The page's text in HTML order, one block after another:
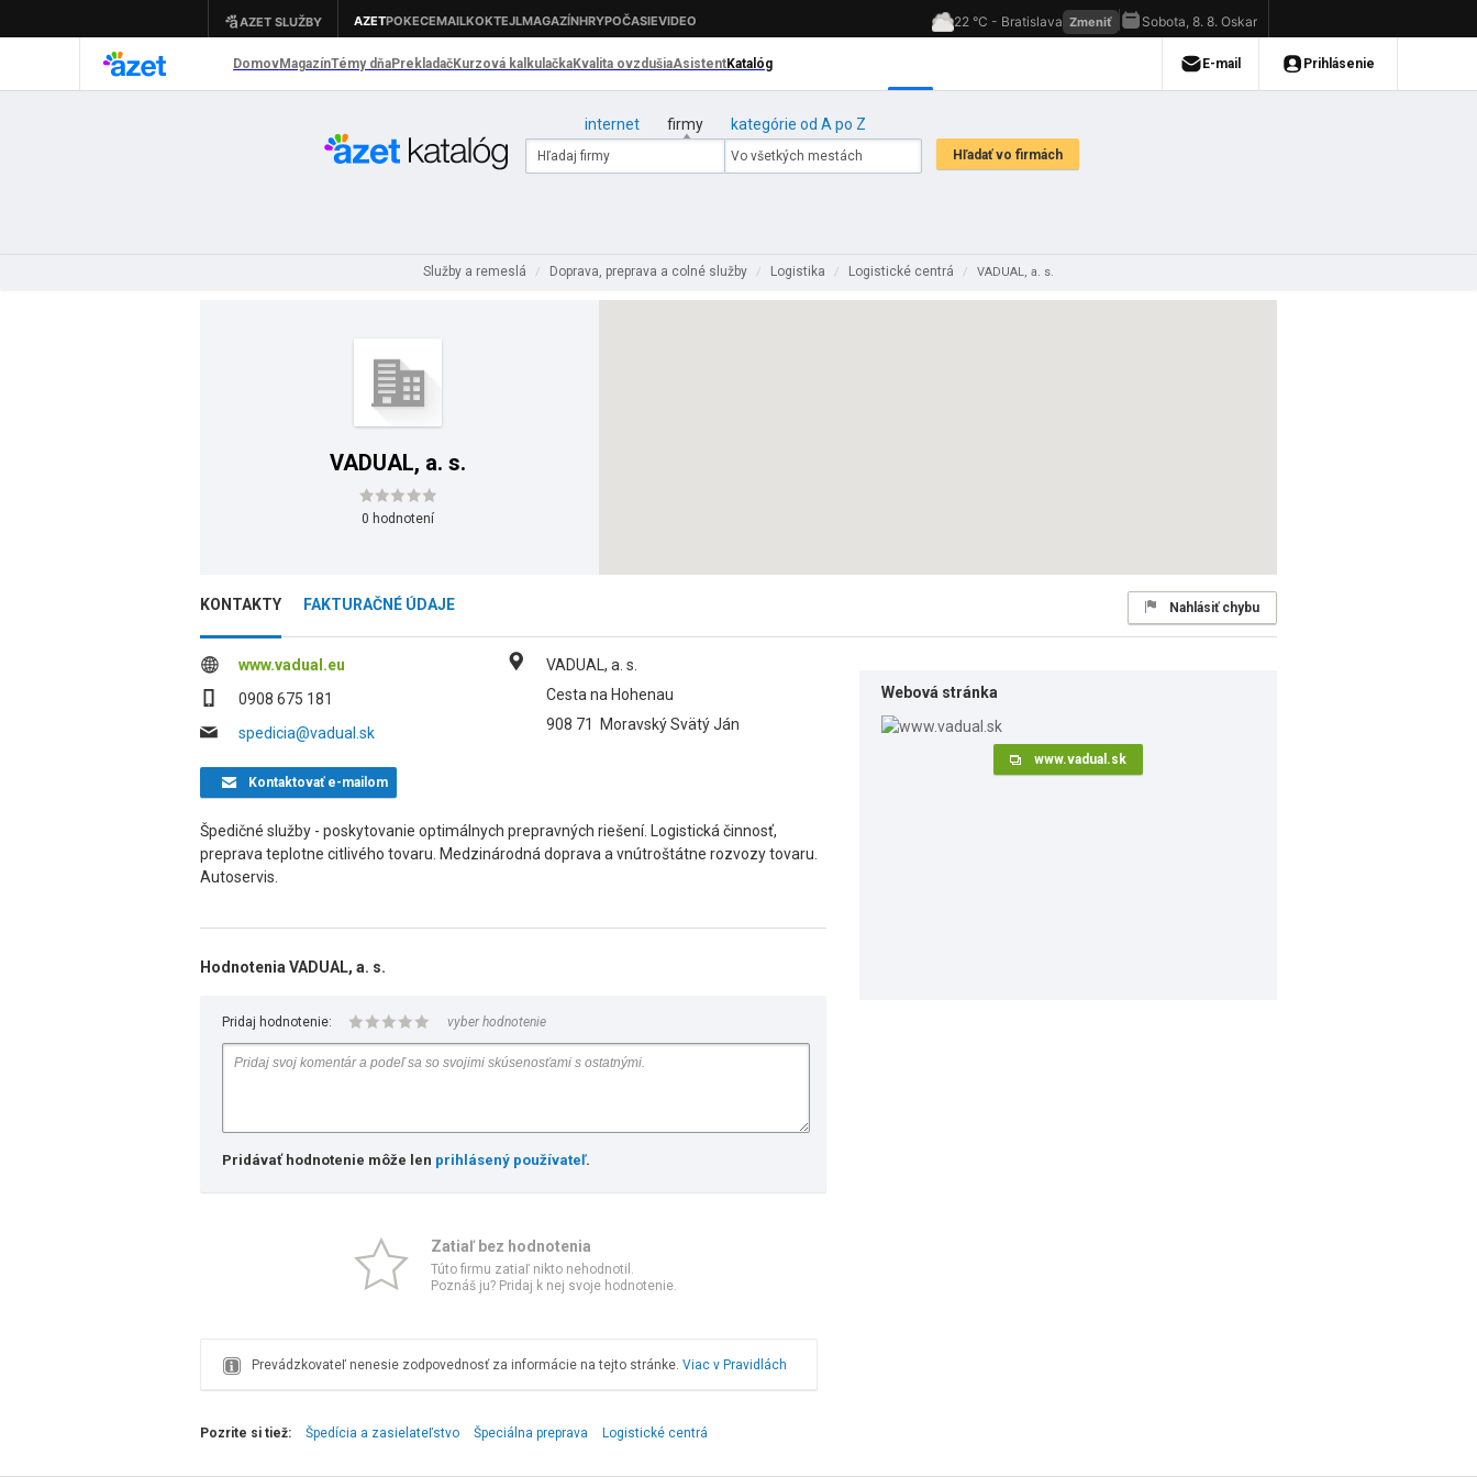
internet firmy kategórie od A po Z
Služby a remeslá / Doprava, preprava a colné služby / Logistika / Logistické centrá / VADUAL, a. s.
VADUAL, a. s.
0 hodnotení
KONTAKTY FAKTURAČNÉ ÚDAJE Nahlásiť chybu
www.vadual.eu
0908 675 181
spedicia@vadual.sk
VADUAL, a. s.
Cesta na Hohenau
908 71
Moravský Svätý Ján
Kontaktovaťe-mailom
Špedičné služby - poskytovanie optimálnych prepravných riešení. Logistická činnosť,
preprava teplotne citlivého tovaru. Medzinárodná doprava a vnútroštátne rozvozy tovaru.
Autoservis.
Hodnotenia VADUAL, a. s.
Pridaj hodnotenie: vyber hodnotenie
Pridávať hodnotenie môže len prihlásený používateľ.
Zatiaľ bez hodnotenia
Túto firmu zatiaľ nikto nehodnotil.
Poznáš ju? Pridaj k nej svoje hodnotenie.
Prevádzkovateľ nenesie zodpovednosť za informácie na tejto stránke. Viac v Pravidlách
Webová stránka
www.vadual.sk
Pozrite si tiež: Špedícia a zasielateľstvo Špeciálna preprava Logistické centrá